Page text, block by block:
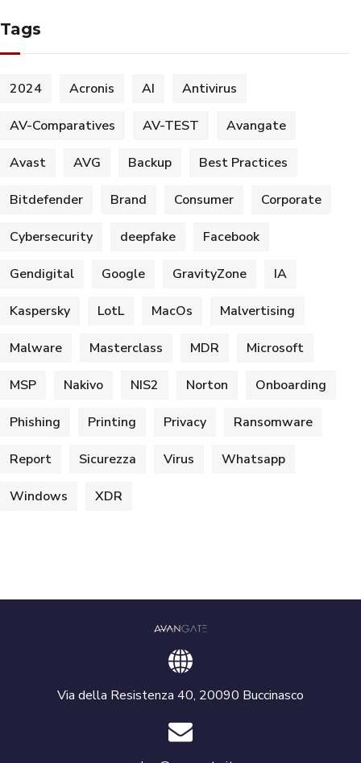
Tags
2024 Acronis AI Antivirus
AV-Comparatives AV-TEST Avangate
Avast AVG Backup Best Practices
Bitdefender Brand Consumer Corporate
Cybersecurity deepfake Facebook
Gendigital Google GravityZone IA
Kaspersky LotL MacOs Malvertising
Malware Masterclass MDR Microsoft
MSP Nakivo NIS2 Norton Onboarding
Phishing Printing Privacy Ransomware
Report Sicurezza Virus Whatsapp
Windows XDR
Via della Resistenza 40, 20090 Buccinasco